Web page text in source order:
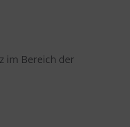
im Bereich der